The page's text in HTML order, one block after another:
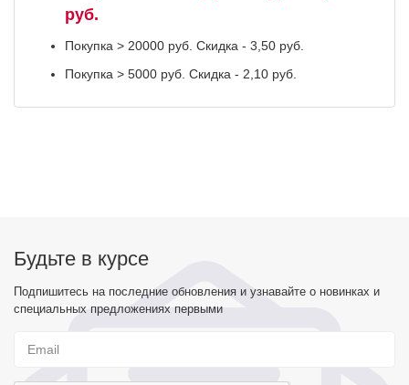
руб.
Покупка > 20000 руб. Скидка - 3,50 руб.
Покупка > 5000 руб. Скидка - 2,10 руб.
Будьте в курсе
Подпишитесь на последние обновления и узнавайте о новинках и
специальных предложениях первыми